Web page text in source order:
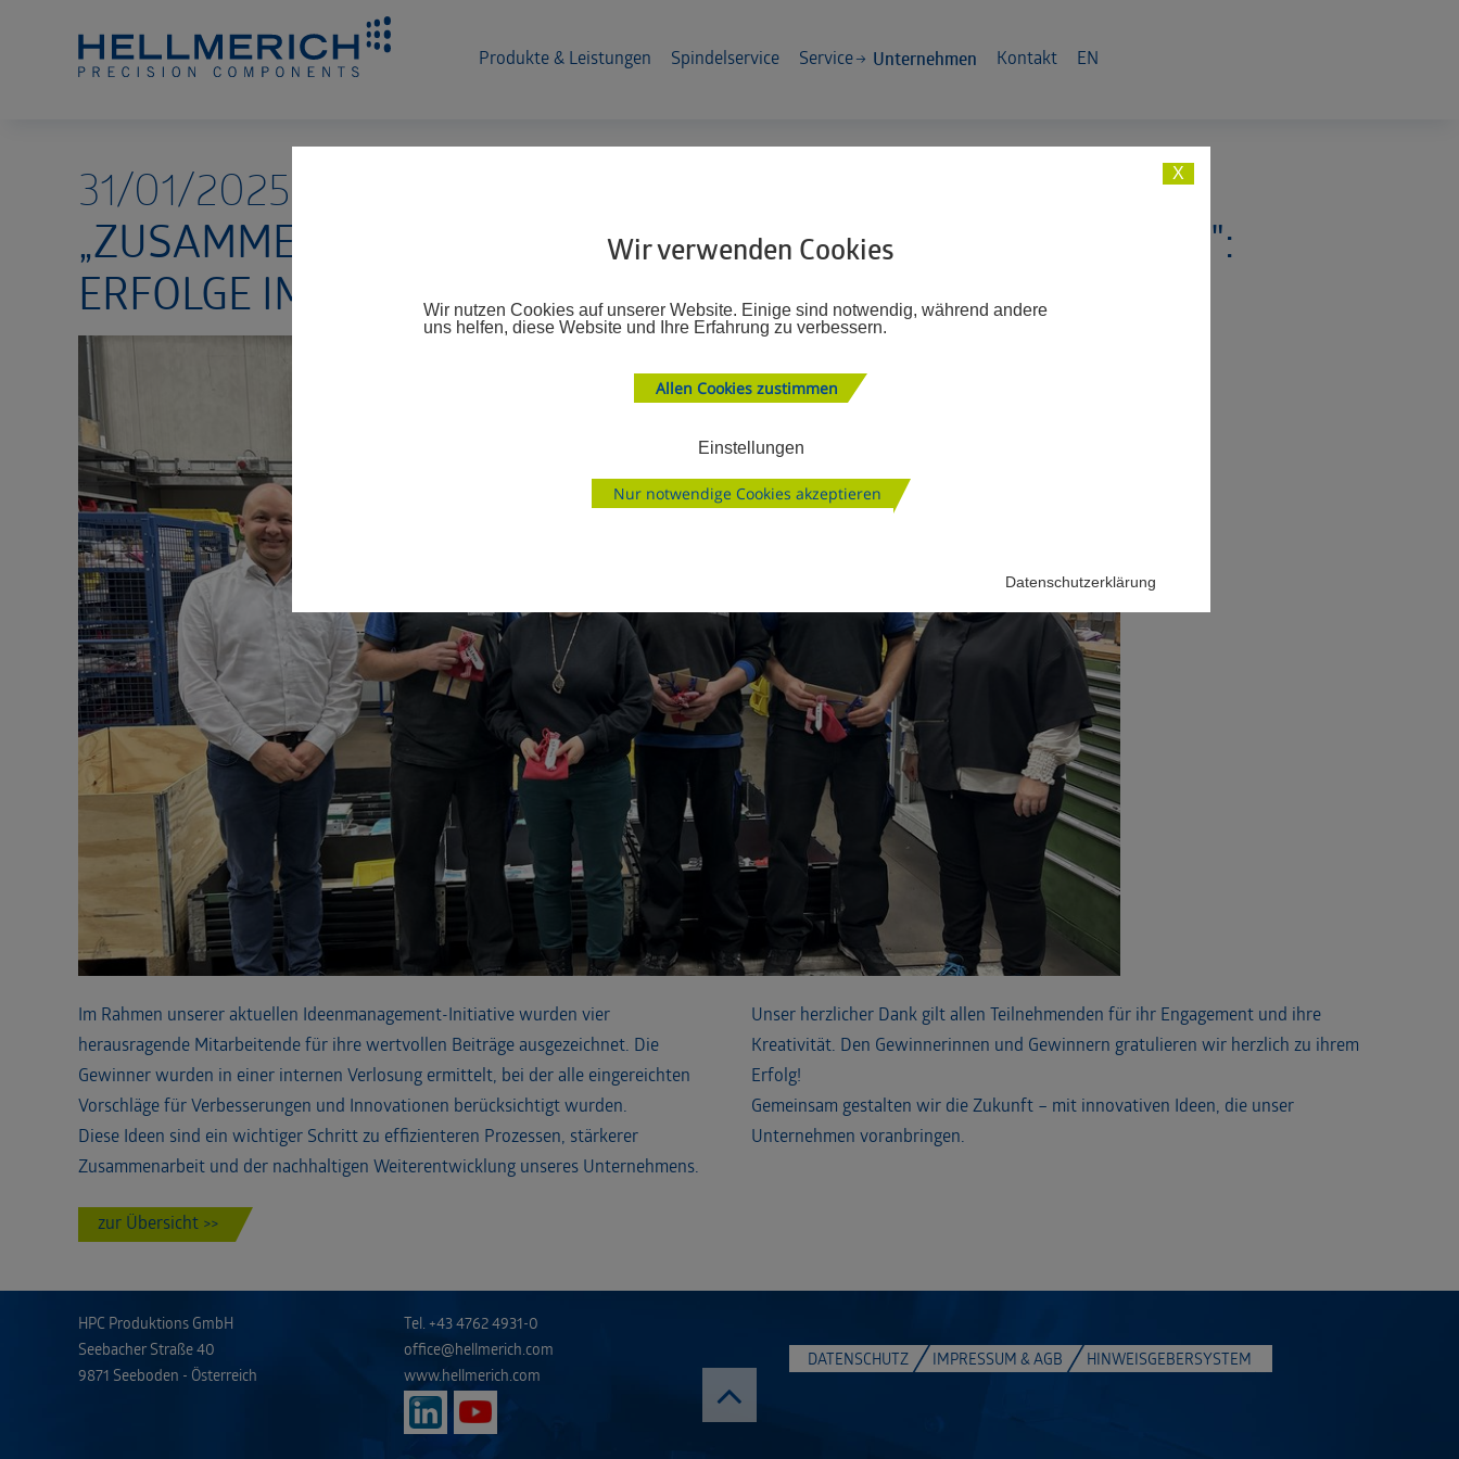
X
Wir verwenden Cookies
Wir nutzen Cookies auf unserer Website. Einige sind notwendig, während andere
uns helfen, diese Website und Ihre Erfahrung zu verbessern.
Allen Cookies zustimmen
Einstellungen
Nur notwendige Cookies akzeptieren
Datenschutzerklärung
Produkte & Leistungen Spindelservice Service Unternehmen Kontakt EN
31/01/2025
„ZUSAMMEN DENKEN – GEMEINSAM GROSSES ERREICHEN": E
RFOLGE IM IDEENMANAGEMENT
Im Rahmen unserer aktuellen Ideenmanagement-Initiative wurden vier
herausragende Mitarbeitende für ihre wertvollen Beiträge ausgezeichnet. Die
Gewinner wurden in einer internen Verlosung ermittelt, bei der alle eingereichten
Vorschläge für Verbesserungen und Innovationen berücksichtigt wurden.
Diese Ideen sind ein wichtiger Schritt zu effizienteren Prozessen, stärkerer
Zusammenarbeit und der nachhaltigen Weiterentwicklung unseres Unternehmens.
Unser herzlicher Dank gilt allen Teilnehmenden für ihr Engagement und ihre
Kreativität. Den Gewinnerinnen und Gewinnern gratulieren wir herzlich zu ihrem
Erfolg!
Gemeinsam gestalten wir die Zukunft – mit innovativen Ideen, die unser
Unternehmen voranbringen.
zur Übersicht >>
HPC Produktions GmbH
Seebacher Straße 40
9871 Seeboden - Österreich
Tel. +43 4762 4931-0
office@hellmerich.com
www.hellmerich.com
DATENSCHUTZ IMPRESSUM & AGB HINWEISGEBERSYSTEM